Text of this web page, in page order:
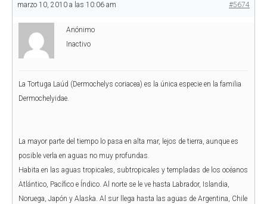
marzo 10, 2010 a las 10:06 am #5674
Anónimo
Inactivo
La Tortuga Laúd (Dermochelys coriacea) es la única especie en la familia
Dermochelyidae.
La mayor parte del tiempo lo pasa en alta mar, lejos de tierra, aunque es
posible verla en aguas no muy profundas.
Habita en las aguas tropicales, subtropicales y templadas de los océanos
Atlántico, Pacífico e Índico. Al norte se le ve hasta Labrador, Islandia,
Noruega, Japón y Alaska. Al sur llega hasta las aguas de Argentina, Chile